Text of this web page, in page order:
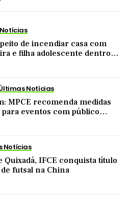
de incendiar casa com
e filha adolescente dentro
Notícias
MPCE recomenda medidas
eventos com público
Notícias
Quixadá, IFCE conquista título
futsal na China